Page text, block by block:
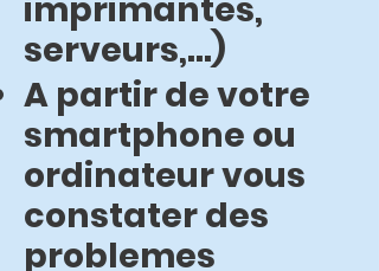
imprimantes,
serveurs,...)
A partir de votre
smartphone ou
ordinateur vous
constater des
problemes